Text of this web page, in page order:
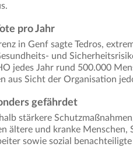
pro Jahr
in Genf sagte Tedros,
und
jedes Jahr rund 500.000
aus Sicht der Organisation
gefährdet
stärkere
ältere und kranke Menschen,
sowie sozial